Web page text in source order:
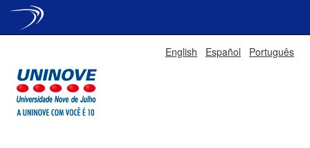
English Español Português